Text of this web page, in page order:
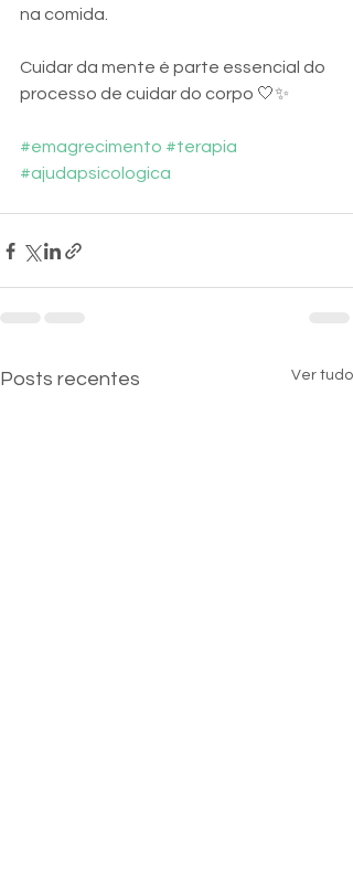
na comida.
Cuidar da mente é parte essencial do
processo de cuidar do corpo 🤍✨
#emagrecimento #terapia
#ajudapsicologica
Posts recentes Ver tudo